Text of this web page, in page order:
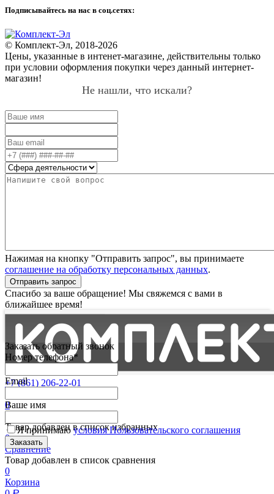
Подписывайтесь на нас в соц.сетях:
© Комплект-Эл, 2018-2026
Цены, указанные в интенет-магазине, действительны только
при условии оформления покупки через данный интернет-
магазин!
Не нашли, что искали?
Нажимая на кнопку "Отправить запрос", вы принимаете
соглашение на обработку персональных данных.
Отправить запрос
Спасибо за ваше обращение! Мы свяжемся с вами в
ближайшее время!
+7 (861) 206-22-01
0
Товар добавлен в список избранных
0
Сравнение
Товар добавлен в список сравнения
0
Корзина
Заказать обратный звонок
Номер телефона*
Email
Ваше имя
Я принимаюусловия Пользовательского соглашения